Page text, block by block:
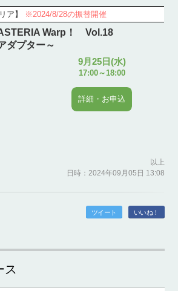
ア 】 ※2024/8/28の振替開催
Warp！ Vol.18
ダプター～
9月25日(水)
17:00～18:00
詳細・お申込
以上
日時：2024年09月05日 13:08
ツイート いいね！
ス